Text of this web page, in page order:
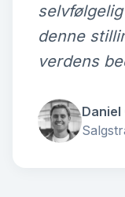
denne
verdens
Daniel